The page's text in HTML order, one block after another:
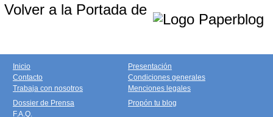
Volver a la Portada de
Inicio
Contacto
Trabaja con nosotros
Presentación
Condiciones generales
Menciones legales
Dossier de Prensa
F.A.Q.
Propón tu blog